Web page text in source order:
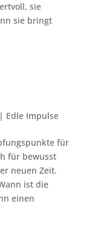
sie
sie bringt
Edle Impulse
für
für bewusst
neuen Zeit.
ist die
einen